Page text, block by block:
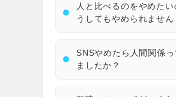
人と比べるのをやめた
うしてもやめられません
SNSやめたら人間関係っ
ましたか？